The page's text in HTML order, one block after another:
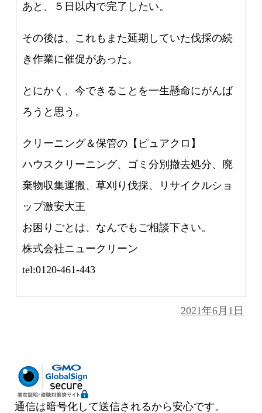
あと、５日以内で完了したい。
その後は、これもまた延期していた伐採の続
き作業に催促があった。
とにかく、今できることを一生懸命にがんば
ろうと思う。
クリーニング＆保管の【ピュアクロ】
ハウスクリーニング、ゴミ分別撤去処分、廃
棄物収集運搬、草刈り伐採、リサイクルショ
ップ激安大王
お困りごとは、なんでもご相談下さい。
株式会社ニュークリーン
tel:0120-461-443
投
2021年6月1日
通信は暗号化して送信されるから安心です。